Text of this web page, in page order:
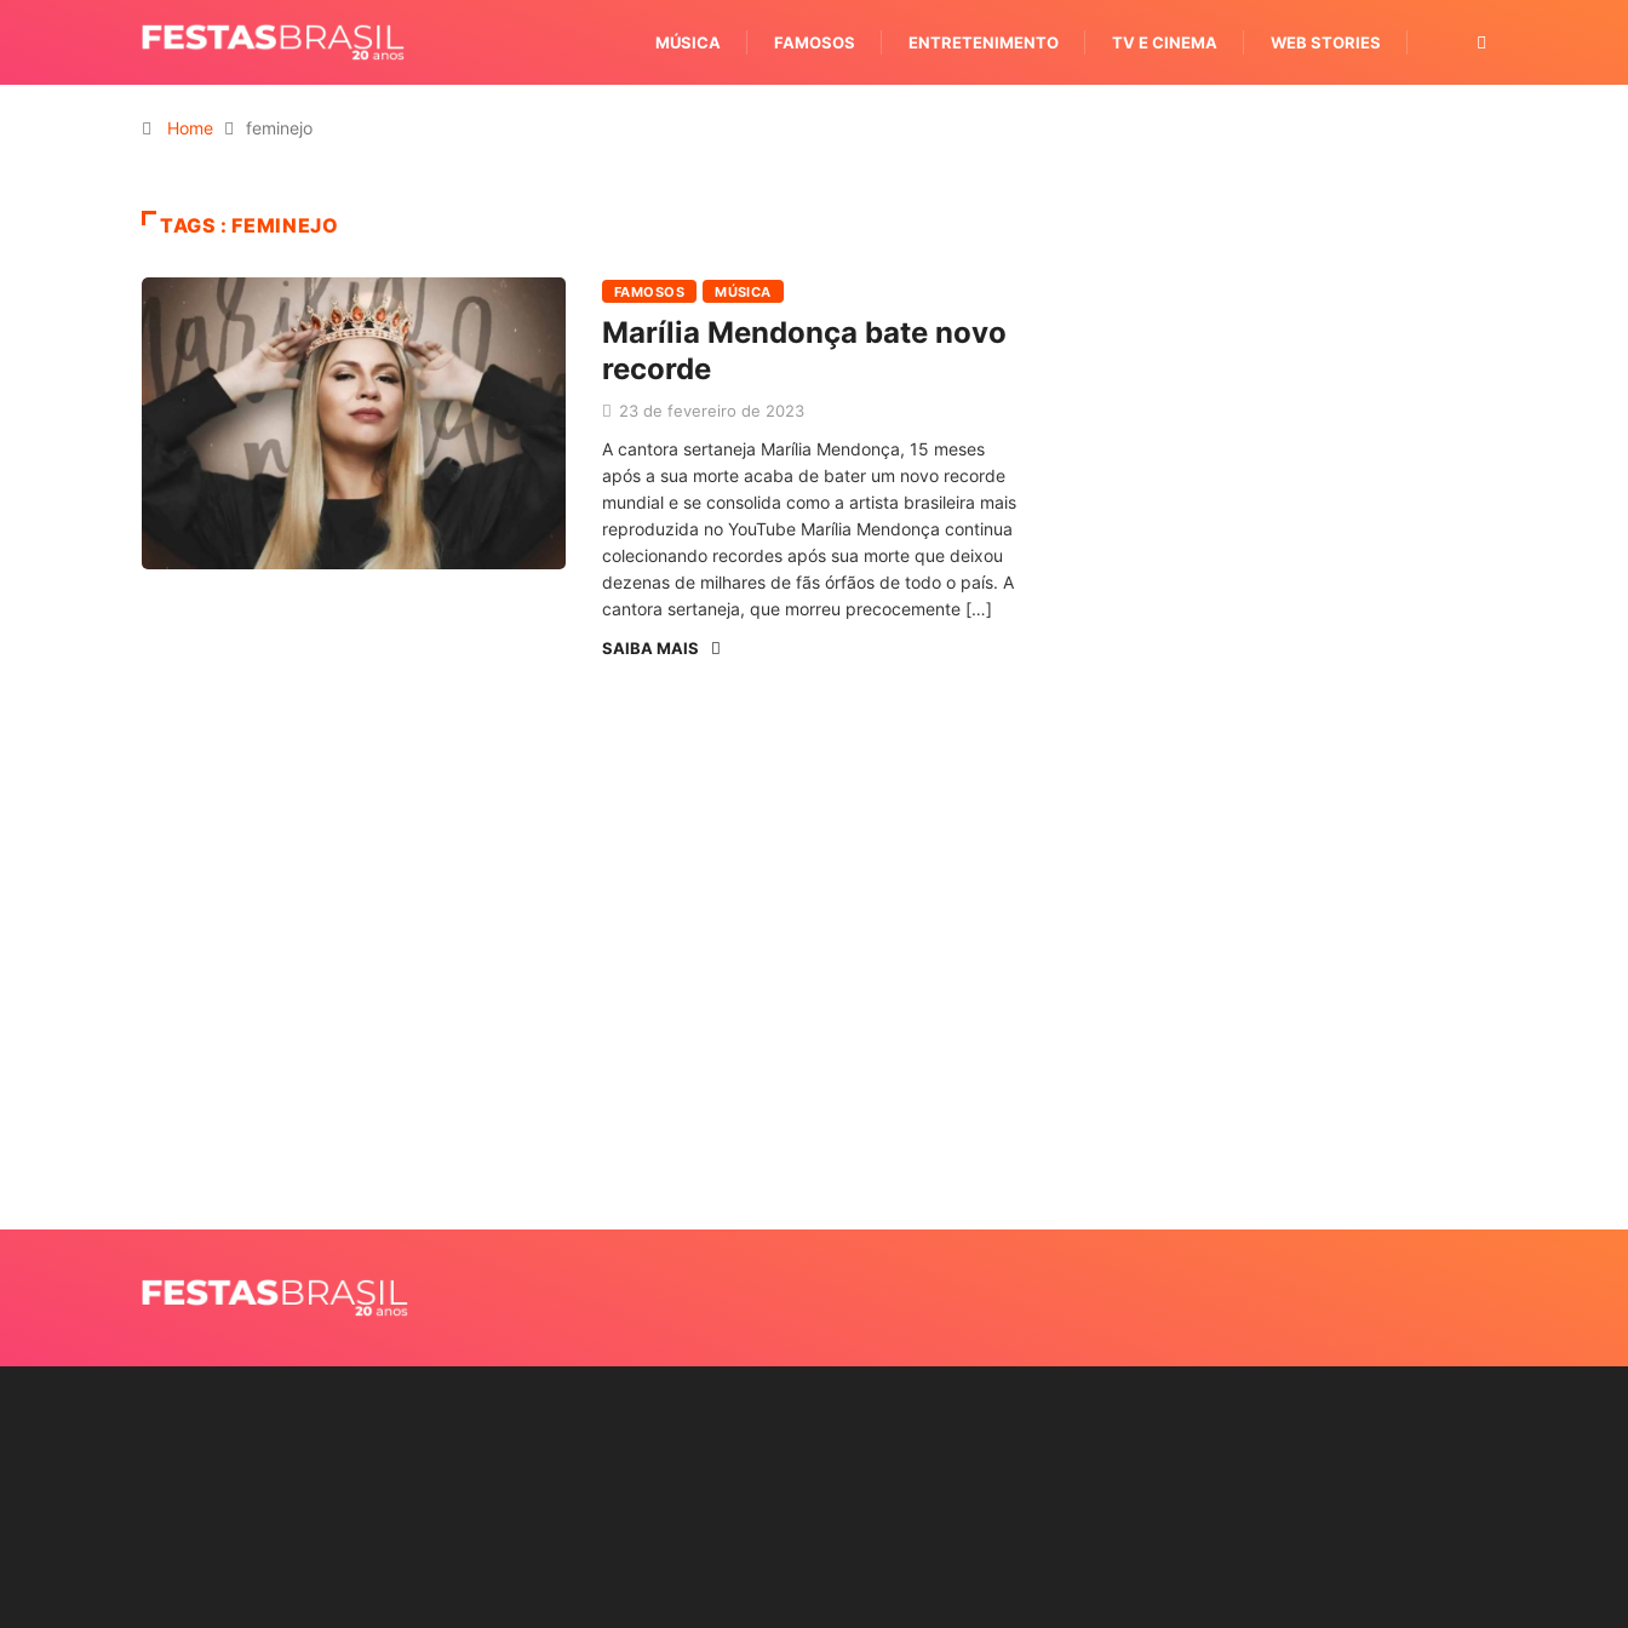
MÚSICA FAMOSOS ENTRETENIMENTO TV E CINEMA WEB STORIES
Home feminejo
TAGS : FEMINEJO
FAMOSOS MÚSICA
Marília Mendonça bate novo
recorde
23 de fevereiro de 2023
A cantora sertaneja Marília Mendonça, 15 meses
após a sua morte acaba de bater um novo recorde
mundial e se consolida como a artista brasileira mais
reproduzida no YouTube Marília Mendonça continua
colecionando recordes após sua morte que deixou
dezenas de milhares de fãs órfãos de todo o país. A
cantora sertaneja, que morreu precocemente […]
SAIBA MAIS